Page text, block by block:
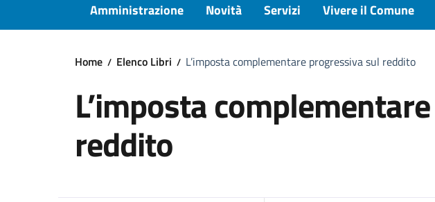
Amministrazione Novità Servizi Vivere il Comune
Home Elenco Libri L’imposta complementare progressiva sul reddito
L’imposta
reddito